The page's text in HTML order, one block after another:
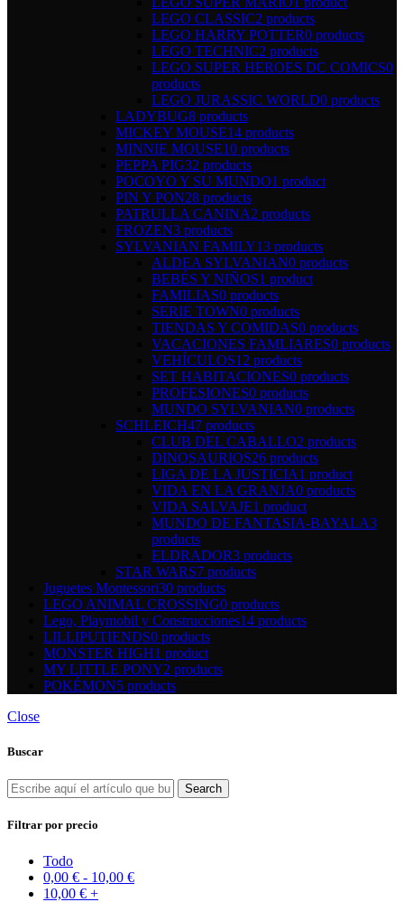
LEGO CLASSIC2 products
LEGO HARRY POTTER0 products
LEGO TECHNIC2 products
LEGO SUPER HEROES DC COMICS0
products
LEGO JURASSIC WORLD0 products
LADYBUG8 products
MICKEY MOUSE14 products
MINNIE MOUSE10 products
PEPPA PIG32 products
POCOYO Y SU MUNDO1 product
PIN Y PON28 products
PATRULLA CANINA2 products
FROZEN3 products
SYLVANIAN FAMILY13 products
ALDEA SYLVANIAN0 products
BEBÉS Y NIÑOS1 product
FAMILIAS0 products
SERIE TOWN0 products
TIENDAS Y COMIDAS0 products
VACACIONES FAMLIARES0 products
VEHÍCULOS12 products
SET HABITACIONES0 products
PROFESIONES0 products
MUNDO SYLVANIAN0 products
SCHLEICH47 products
CLUB DEL CABALLO2 products
DINOSAURIOS26 products
LIGA DE LA JUSTICIA1 product
VIDA EN LA GRANJA0 products
VIDA SALVAJE1 product
MUNDO DE FANTASIA-BAYALA3
products
ELDRADOR3 products
STAR WARS7 products
Juguetes Montessori30 products
LEGO ANIMAL CROSSING0 products
Lego, Playmobil y Construcciones14 products
LILLIPUTIENDS0 products
MONSTER HIGH1 product
MY LITTLE PONY2 products
POKÉMON5 products
Close
Buscar
Search
Filtrar por precio
Todo
0,00 € - 10,00 €
10,00 € +